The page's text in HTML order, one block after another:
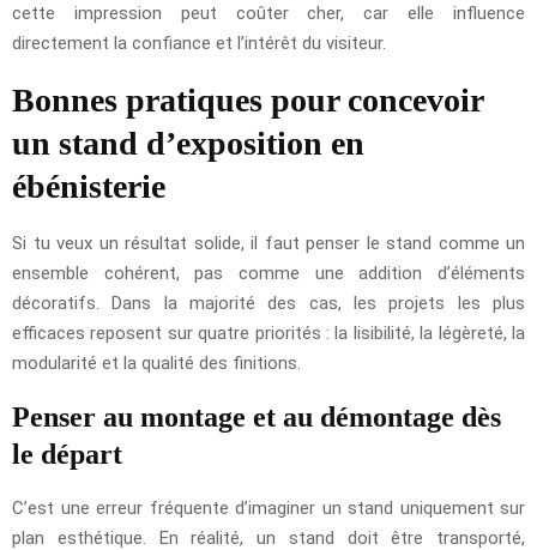
cette impression peut coûter cher, car elle influence
directement la confiance et l’intérêt du visiteur.
Bonnes pratiques pour concevoir
un stand d’exposition en
ébénisterie
Si tu veux un résultat solide, il faut penser le stand comme un
ensemble cohérent, pas comme une addition d’éléments
décoratifs. Dans la majorité des cas, les projets les plus
efficaces reposent sur quatre priorités : la lisibilité, la légèreté, la
modularité et la qualité des finitions.
Penser au montage et au démontage dès
le départ
C’est une erreur fréquente d’imaginer un stand uniquement sur
plan esthétique. En réalité, un stand doit être transporté,